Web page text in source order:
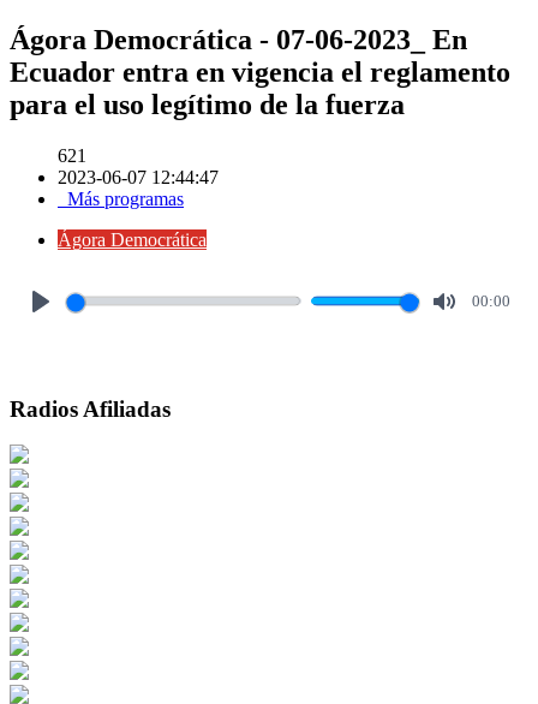
Ágora Democrática - 07-06-2023_ En
Ecuador entra en vigencia el reglamento
para el uso legítimo de la fuerza
621
2023-06-07 12:44:47
Más programas
Ágora Democrática
00:00
Radios Afiliadas